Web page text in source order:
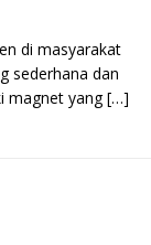
di masyarakat
sederhana dan
magnet yang[…]